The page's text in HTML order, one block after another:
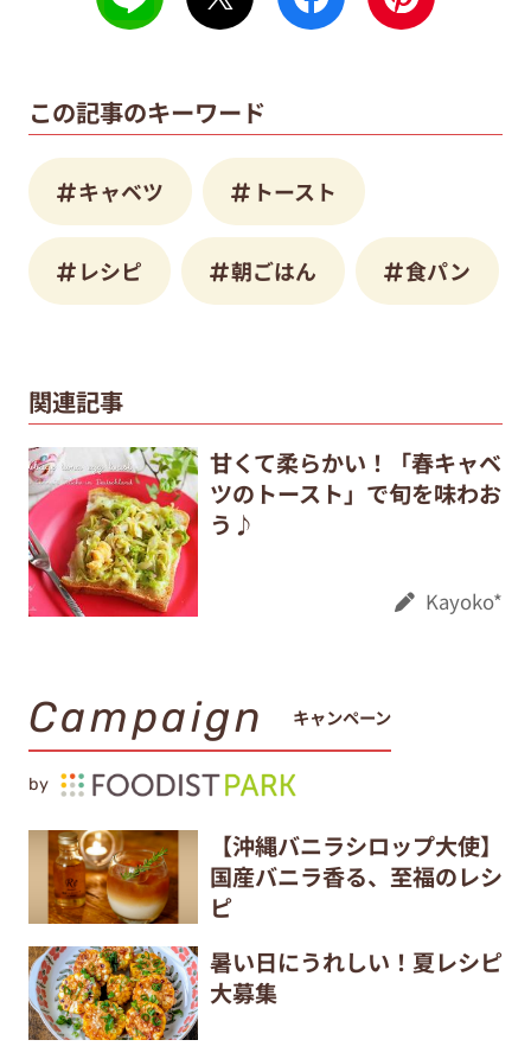
この記事のキーワード
キャベツ トースト
レシピ 朝ごはん 食パン
関連記事
甘くて柔らかい！「春キャベ
ツのトースト」で旬を味わお
う♪
Kayoko*
Campaign キャンペーン
by
【沖縄バニラシロップ大使】
国産バニラ香る、至福のレシ
ピ
暑い日にうれしい！夏レシピ
大募集